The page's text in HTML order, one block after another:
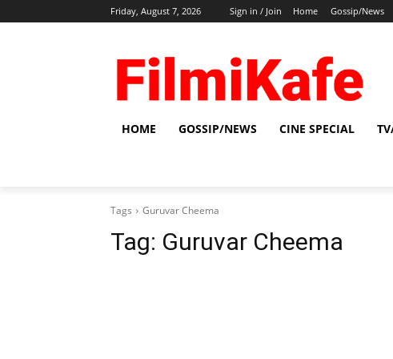
Friday, August 7, 2026 Sign in / Join Home Gossip/News
HOME GOSSIP/NEWS CINE SPECIAL
Tags Guruvar Cheema
Tag: Guruvar Cheema